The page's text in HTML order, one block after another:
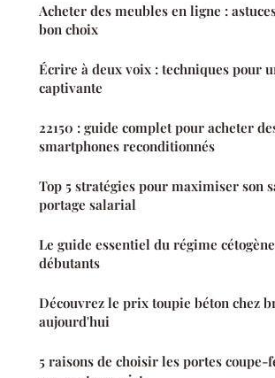
Acheter des meubles en ligne :
bon choix
Écrire à deux voix : techniques pour
captivante
22150 : guide complet pour acheter
smartphones reconditionnés
Top 5 stratégies pour maximiser son
portage salarial
Le guide essentiel du régime
débutants
Découvrez le prix toupie béton chez
aujourd'hui
5 raisons de choisir les portes coupe-